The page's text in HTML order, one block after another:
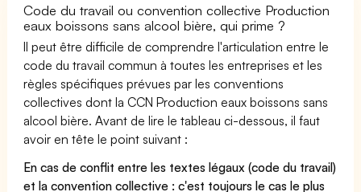
Code du travail ou convention collective Production
eaux boissons sans alcool bière, qui prime ?
Il peut être difficile de comprendre l'articulation entre le
code du travail commun à toutes les entreprises et les
règles spécifiques prévues par les conventions
collectives dont la CCN Production eaux boissons sans
alcool bière. Avant de lire le tableau ci-dessous, il faut
avoir en tête le point suivant :
En cas de conflit entre les textes légaux (code du travail)
et la convention collective : c'est toujours le cas le plus